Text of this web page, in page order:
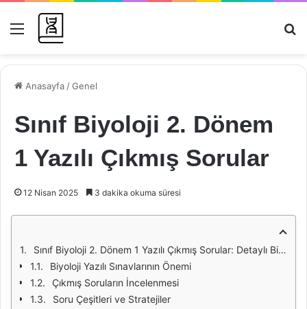
Menü
Anasayfa /Genel
Sınıf Biyoloji 2. Dönem
1 Yazılı Çıkmış Sorular
12 Nisan 2025 3 dakika okuma süresi
Sınıf Biyoloji 2. Dönem 1 Yazılı Çıkmış Sorular: Detaylı Bir İnceleme
Biyoloji Yazılı Sınavlarının Önemi
Çıkmış Soruların İncelenmesi
Soru Çeşitleri ve Stratejiler